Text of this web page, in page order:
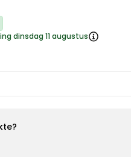
dinsdag 11 augustus